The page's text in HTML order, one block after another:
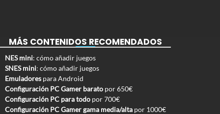
MÁS CONTENIDOS RECOMENDADOS
NES mini: cómo añadir juegos
SNES mini: cómo añadir juegos
Emuladores para Android
Configuración PC Gamer barato por 650€
Configuración PC para todo por 700€
Configuración PC Gamer gama media/alta por 1000€